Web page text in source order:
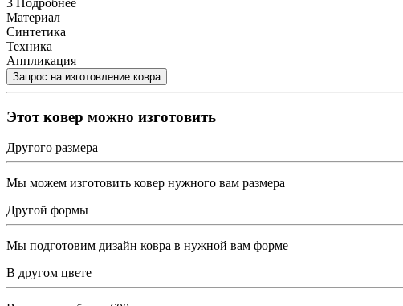
Материал
Синтетика
Техника
Аппликация
Этот ковер можно изготовить
Другого размера
Мы можем изготовить ковер нужного вам размера
Другой формы
Мы подготовим дизайн ковра в нужной вам форме
В другом цвете